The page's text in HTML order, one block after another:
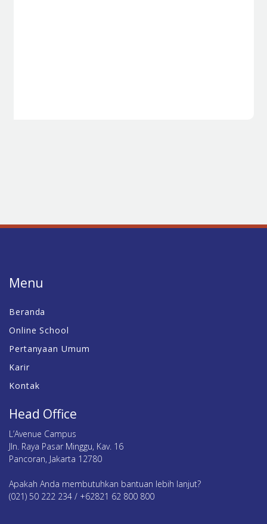
Menu
Beranda
Online School
Pertanyaan Umum
Karir
Kontak
Head Office
L’Avenue Campus
Jln. Raya Pasar Minggu, Kav. 16
Pancoran, Jakarta 12780
Apakah Anda membutuhkan bantuan lebih lanjut?
(021) 50 222 234 / +62821 62 800 800